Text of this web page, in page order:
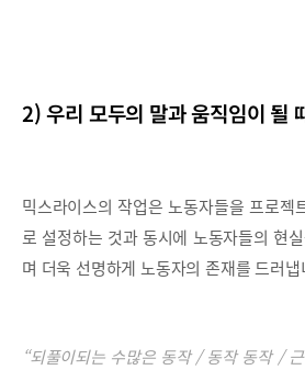
2) 우리 모두의 말과 움직임이 될
믹스라이스의 작업은 노동자들을 프로젝
로 설정하는 것과 동시에 노동자들의 현
며 더욱 선명하게 노동자의 존재를 드러냅
“되풀이되는 수많은 동작 / 동작 동작 /